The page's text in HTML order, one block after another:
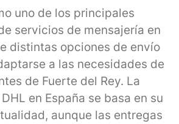
uno de los principales
servicios de mensajería en
distintas opciones de envío
a las necesidades de
de Fuerte del Rey. La
en España se basa en su
aunque las entregas